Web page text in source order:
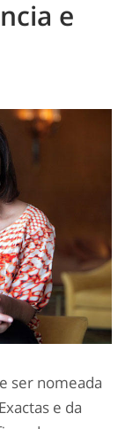
e
ser nomeada
e da